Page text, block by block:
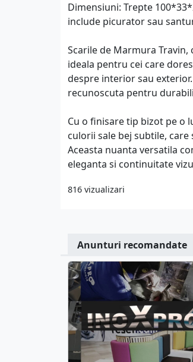
Dimensiuni: Trepte
include picurator sau
Scarile de Marmura
ideala pentru cei care
despre interior sau
recunoscuta pentru
Cu o finisare tip bizot pe o
culorii sale bej subtile,
Aceasta nuanta versatila
eleganta si continuitate
816 vizualizari
Anunturi recomandate